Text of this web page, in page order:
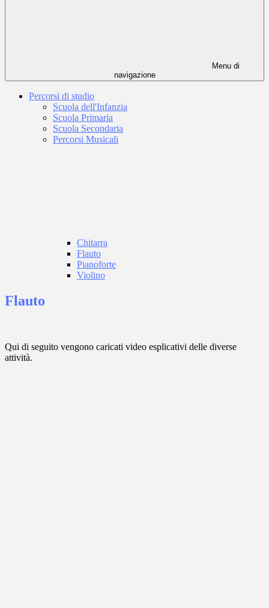
Menu di
navigazione
Percorsi di studio
Scuola dell'Infanzia
Scuola Primaria
Scuola Secondaria
Percorsi Musicali
Chitarra
Flauto
Pianoforte
Violino
Flauto
Qui di seguito vengono caricati video esplicativi delle diverse
attività.